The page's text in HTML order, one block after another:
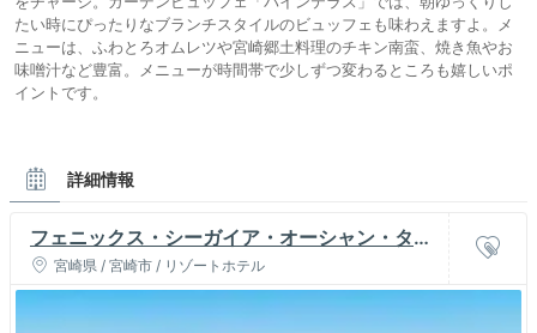
たい時にぴったりなブランチスタイルのビュッフェも味わえますよ。メ
ニューは、ふわとろオムレツや宮崎郷土料理のチキン南蛮、焼き魚やお
味噌汁など豊富。メニューが時間帯で少しずつ変わるところも嬉しいポ
イントです。
詳細情報
フェニックス・シーガイア・オーシャン・タワ
ー 宮崎県 / 宮崎市 / リゾートホテル